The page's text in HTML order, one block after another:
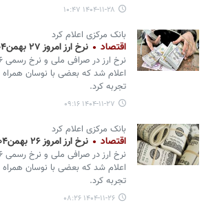
۱۴۰۴-۱۱-۲۸ ۱۰:۴۷
بانک مرکزی اعلام کرد
اقتصاد نرخ ارز امروز ۲۷ بهمن۱۴۰۴ + قیمت یورو
اعلام شد که بعضی با نوسان
تجربه کرد.
۱۴۰۴-۱۱-۲۷ ۰۹:۱۶
بانک مرکزی اعلام کرد
اقتصاد نرخ ارز امروز ۲۶ بهمن۱۴۰۴ + قیمت یورو
اعلام شد که بعضی با نوسان
تجربه کرد.
۱۴۰۴-۱۱-۲۶ ۰۸:۲۶